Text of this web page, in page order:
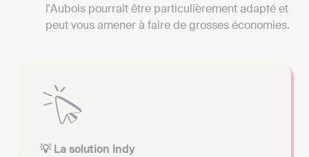
l'Aubois pourrait être particulièrement adapté et
peut vous amener à faire de grosses économies.
💡 La solution Indy